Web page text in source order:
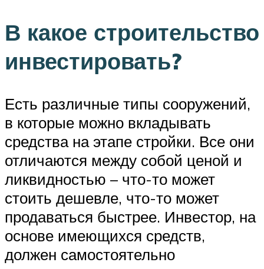
В какое строительство
инвестировать?
Есть различные типы сооружений,
в которые можно вкладывать
средства на этапе стройки. Все они
отличаются между собой ценой и
ликвидностью – что-то может
стоить дешевле, что-то может
продаваться быстрее. Инвестор, на
основе имеющихся средств,
должен самостоятельно